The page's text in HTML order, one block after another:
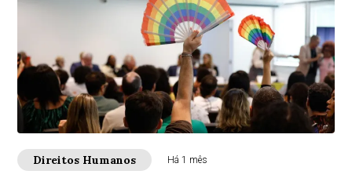
Direitos Humanos Há 1 mês